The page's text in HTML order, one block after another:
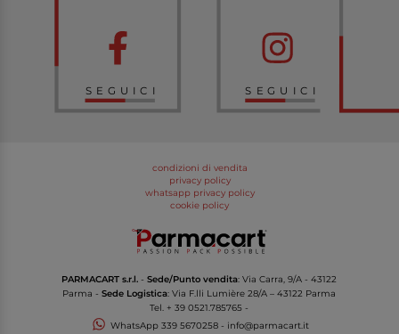
SEGUICI SEGUICI
condizioni di vendita
privacy policy
whatsapp privacy policy
cookie policy
PARMACART s.r.l. -Sede/Punto vendita: Via Carra, 9/A - 43122
Parma -Sede Logistica: Via F.lli Lumière 28/A – 43122 Parma
Tel. + 39 0521.785765 -
WhatsApp 339 5670258- info@parmacart.it